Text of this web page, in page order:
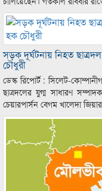
সড়ক দূর্ঘটনায় নিহত
চৌধুরী
ডেস্ক রিপোর্ট : সিলেট-
ছাত্রদলের যুগ্ম সাধারণ
চেয়ারপার্সন বেগম খালেদা